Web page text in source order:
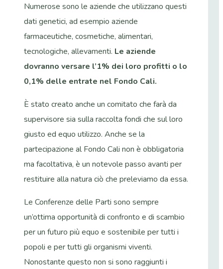
Numerose sono le aziende che utilizzano questi
dati genetici, ad esempio aziende
farmaceutiche, cosmetiche, alimentari,
tecnologiche, allevamenti. Le aziende
dovranno versare l’1% dei loro profitti o lo
0,1% delle entrate nel Fondo Cali.
È stato creato anche un comitato che farà da
supervisore sia sulla raccolta fondi che sul loro
giusto ed equo utilizzo. Anche se la
partecipazione al Fondo Cali non è obbligatoria
ma facoltativa, è un notevole passo avanti per
restituire alla natura ciò che preleviamo da essa.
Le Conferenze delle Parti sono sempre
un’ottima opportunità di confronto e di scambio
per un futuro più equo e sostenibile per tutti i
popoli e per tutti gli organismi viventi.
Nonostante questo non si sono raggiunti i